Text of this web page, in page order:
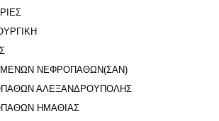
ΝΕΦΡΟΠΑΘΩΝ(ΣΑΝ)
ΑΛΕΞΑΝΔΡΟΥΠΟΛΗΣ
ΗΜΑΘΙΑΣ